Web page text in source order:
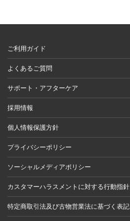
ご利用ガイド
よくあるご質問
サポート・アフターケア
採用情報
個人情報保護方針
プライバシーポリシー
ソーシャルメディアポリシー
カスタマーハラスメントに対する行動指針
特定商取引法及び古物営業法に基づく表記